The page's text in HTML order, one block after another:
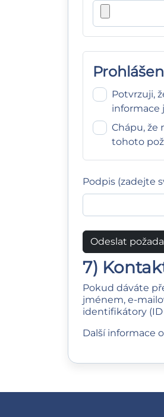
Potvrzuji,
informace
Chápu, že
tohoto
Podpis (zadejte
Odeslat
7)
Pokud dáváte
jménem,
identifikátory
Další informace